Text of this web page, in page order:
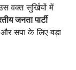
वक्त सुर्खियों में
जनतापार्टी
सपा के लिए बड़ा